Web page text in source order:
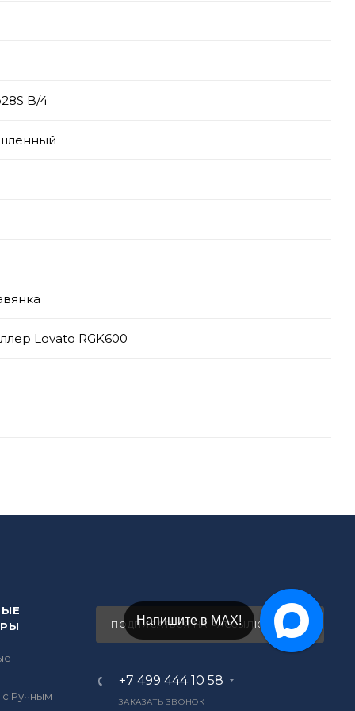
B/4
Lovato RGK600
Ручным
ПОДПИСАТЬСЯ НА РАССЫЛКУ
+7 499 444 10 58
ЗАКАЗАТЬ ЗВОНОК
Напишите в Telegram!